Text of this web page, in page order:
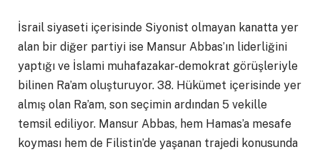
İsrail siyaseti içerisinde Siyonist olmayan kanatta yer
alan bir diğer partiyi ise Mansur Abbas’ın liderliğini
yaptığı ve İslami muhafazakar-demokrat görüşleriyle
bilinen Ra’am oluşturuyor. 38. Hükümet içerisinde yer
almış olan Ra’am, son seçimin ardından 5 vekille
temsil ediliyor. Mansur Abbas, hem Hamas’a mesafe
koyması hem de Filistin’de yaşanan trajedi konusunda